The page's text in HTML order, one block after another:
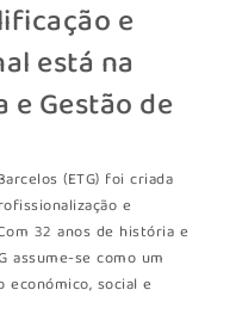
e
está na
e Gestão de
(ETG) foi criada
e
32 anos de história e
assume-se como um
social e